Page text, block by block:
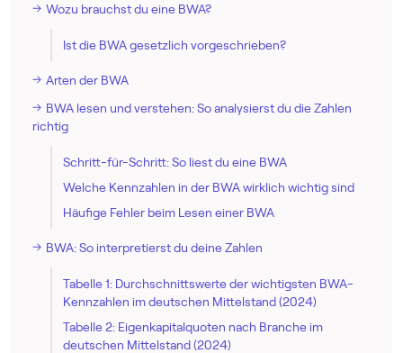
Wozu brauchst du eine BWA?
Ist die BWA gesetzlich vorgeschrieben?
Arten der BWA
BWA lesen und verstehen: So analysierst du die Zahlen
richtig
Schritt-für-Schritt: So liest du eine BWA
Welche Kennzahlen in der BWA wirklich wichtig sind
Häufige Fehler beim Lesen einer BWA
BWA: So interpretierst du deine Zahlen
Tabelle 1: Durchschnittswerte der wichtigsten BWA-
Kennzahlen im deutschen Mittelstand (2024)
Tabelle 2: Eigenkapitalquoten nach Branche im
deutschen Mittelstand (2024)